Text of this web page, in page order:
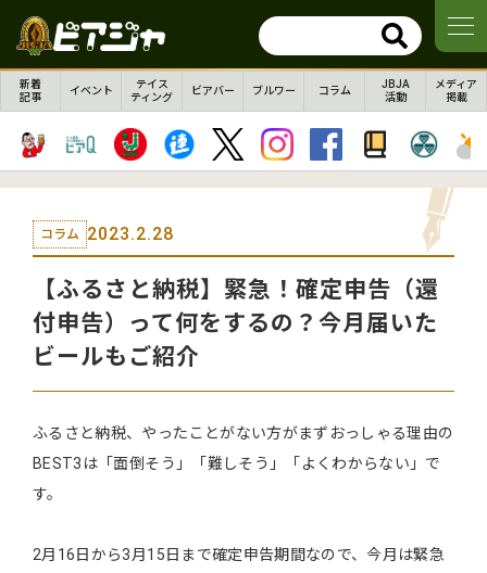
新着
記事
イベント
テイス
ティング
ビアバー ブルワー コラム
JBJA
活動
メディア
掲載
コラム 2023.2.28
【ふるさと納税】緊急！確定申告（還
付申告）って何をするの？今月届いた
ビールもご紹介
ふるさと納税、やったことがない方がまずおっしゃる理由の
BEST3は「面倒そう」「難しそう」「よくわからない」で
す。
2月16日から3月15日まで確定申告期間なので、今月は緊急